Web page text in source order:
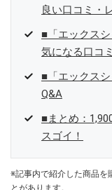
良い口コミ・
■「エックス
気になる口コ
■「エックス
Q&A
■まとめ：
スゴイ！
※記事内で紹介した商品を
とがあります。